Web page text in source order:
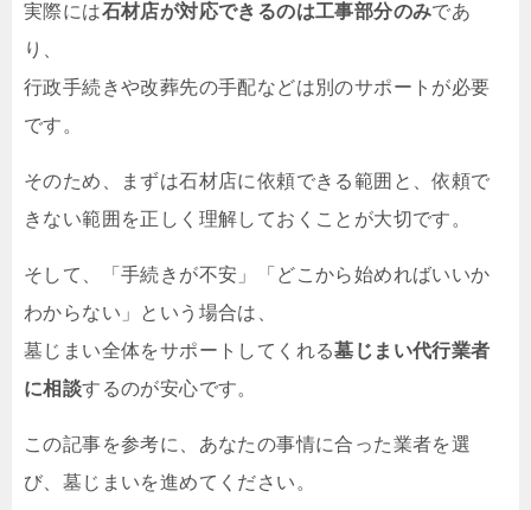
実際には石材店が対応できるのは工事部分のみであ
り、
行政手続きや改葬先の手配などは別のサポートが必要
です。
そのため、まずは石材店に依頼できる範囲と、依頼で
きない範囲を正しく理解しておくことが大切です。
そして、「手続きが不安」「どこから始めればいいか
わからない」という場合は、
墓じまい全体をサポートしてくれる墓じまい代行業者
に相談するのが安心です。
この記事を参考に、あなたの事情に合った業者を選
び、墓じまいを進めてください。